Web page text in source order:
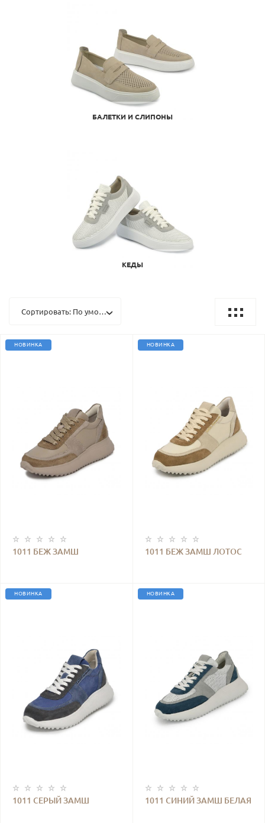
БАЛЕТКИ И СЛИПОНЫ
КЕДЫ
Сортировать: По умолчанию
НОВИНКА
1011 БЕЖ ЗАМШ
НОВИНКА
1011 БЕЖ ЗАМШ ЛОТОС
НОВИНКА
1011 СЕРЫЙ ЗАМШ
НОВИНКА
1011 СИНИЙ ЗАМШ БЕЛАЯ